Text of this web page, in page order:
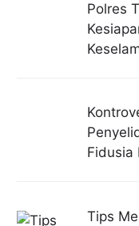
Polres
Fidusia
Tips